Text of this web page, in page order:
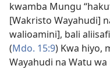
kwamba Mungu
[Wakristo Wayahudi]
walioamini], bali
(Mdo. 15:9) Kwa hiyo,
Wayahudi na Watu